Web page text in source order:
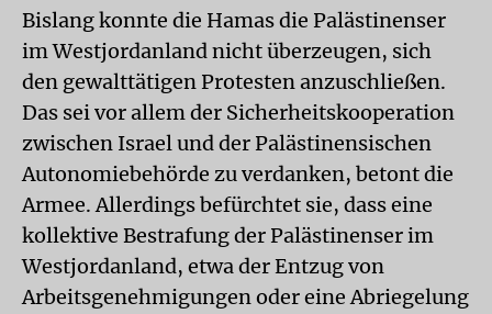
Bislang konnte die Hamas die Palästinenser
im Westjordanland nicht überzeugen, sich
den gewalttätigen Protesten anzuschließen.
Das sei vor allem der Sicherheitskooperation
zwischen Israel und der Palästinensischen
Autonomiebehörde zu verdanken, betont die
Armee. Allerdings befürchtet sie, dass eine
kollektive Bestrafung der Palästinenser im
Westjor­danland, etwa der Entzug von
Arbeitsgenehmigungen oder eine Abriegelung